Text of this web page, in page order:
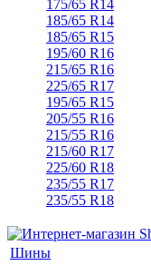
175/65 R14
185/65 R14
185/65 R15
195/60 R16
215/65 R16
225/65 R17
195/65 R15
205/55 R16
215/55 R16
215/60 R17
225/60 R18
235/55 R17
235/55 R18
Шины